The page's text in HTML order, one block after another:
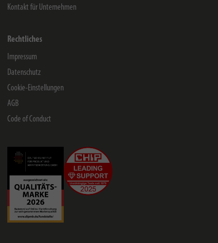
Kontakt für Unternehmen
Rechtliches
Impressum
Datenschutz
Cookie-Einstellungen
AGB
Code of Conduct